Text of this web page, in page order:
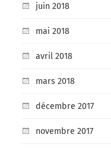
juin 2018
mai 2018
avril 2018
mars 2018
décembre 2017
novembre 2017